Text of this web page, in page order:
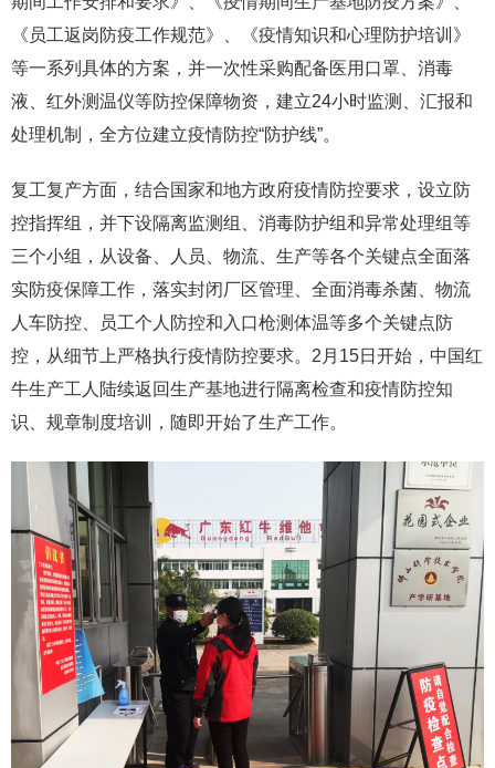
《员工返岗防疫工作规范》、《疫情知识和心理防护培训》
等一系列具体的方案，并一次性采购配备医用口罩、消毒
液、红外测温仪等防控保障物资，建立24小时监测、汇报和
处理机制，全方位建立疫情防控“防护线”。
复工复产方面，结合国家和地方政府疫情防控要求，设立防
控指挥组，并下设隔离监测组、消毒防护组和异常处理组等
三个小组，从设备、人员、物流、生产等各个关键点全面落
实防疫保障工作，落实封闭厂区管理、全面消毒杀菌、物流
人车防控、员工个人防控和入口枪测体温等多个关键点防
控，从细节上严格执行疫情防控要求。2月15日开始，中国红
牛生产工人陆续返回生产基地进行隔离检查和疫情防控知
识、规章制度培训，随即开始了生产工作。